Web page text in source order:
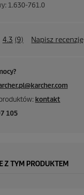
1.630-761.0
4.3 (9) Napisz recenzję
kontakt
105
Z TYM PRODUKTEM